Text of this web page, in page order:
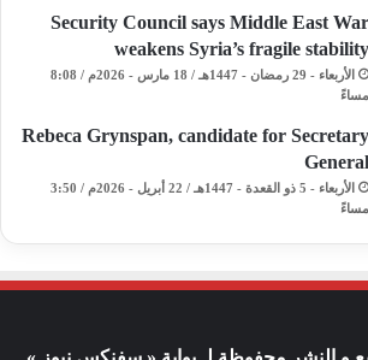
Security Council says Middle East War
weakens Syria’s fragile stability
الأربعاء - 29 رمضان - 1447هـ / 18 مارس - 2026م / 8:08
مساءً
Rebeca Grynspan, candidate for Secretary
General
الأربعاء - 5 ذو القعدة - 1447هـ / 22 أبريل - 2026م / 3:50
مساءً